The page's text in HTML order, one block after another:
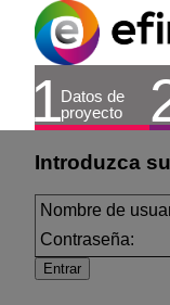
Introduzca
Nombre de
Contraseña: